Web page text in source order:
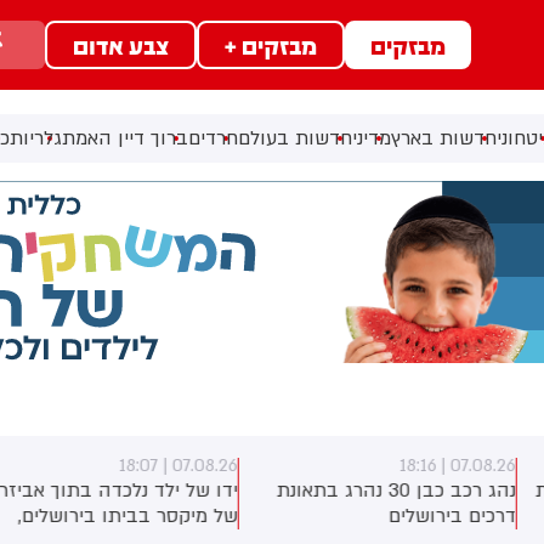
מבזקים מבזקים + צבע אדום
חדשות בארץמדיניחדשות בעולםחרדיםברוך דיין האמתגלריות
07.08.26 | 18:16
נהג רכב כבן 30 נהרג בתאונת
דרכים בירושלים
07.08.26 | 18:07
ידו של ילד נלכדה בתוך אביזר
של מיקסר בביתו בירושלים,